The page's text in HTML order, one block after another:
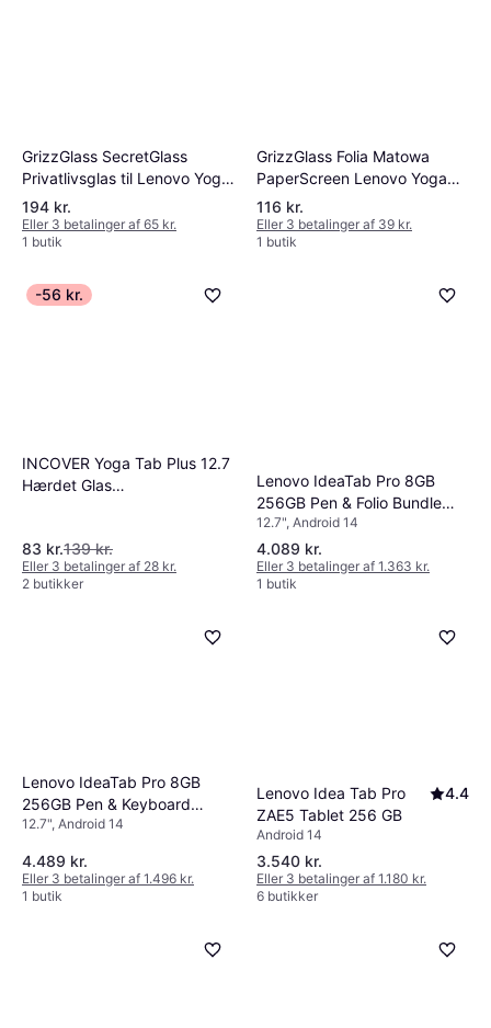
GrizzGlass SecretGlass
Privatlivsglas til Lenovo Yoga
Tab Plus 12,7
194 kr.
Eller 3 betalinger af 65 kr.
1 butik
GrizzGlass Folia Matowa
PaperScreen Lenovo Yoga
Tab Plus 12,7
116 kr.
Eller 3 betalinger af 39 kr.
1 butik
-56 kr.
INCOVER Yoga Tab Plus 12.7
Hærdet Glas
83 kr.139 kr.
Eller 3 betalinger af 28 kr.
2 butikker
Lenovo IdeaTab Pro 8GB
256GB Pen & Folio Bundle
EUBNDLIDEA13
12.7", Android 14
4.089 kr.
Eller 3 betalinger af 1.363 kr.
1 butik
Lenovo IdeaTab Pro 8GB
256GB Pen & Keyboard
Bundle EUBNDLIDEA21
12.7", Android 14
4.489 kr.
Eller 3 betalinger af 1.496 kr.
1 butik
Lenovo Idea Tab Pro
ZAE5 Tablet 256 GB
4.4
Android 14
3.540 kr.
Eller 3 betalinger af 1.180 kr.
6 butikker